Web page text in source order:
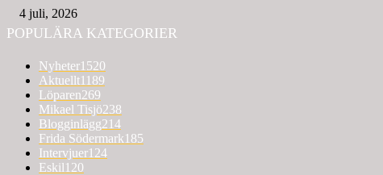
4 juli, 2026
POPULÄRA KATEGORIER
Nyheter1520
Aktuellt1189
Löparen269
Mikael Tisjö238
Blogginlägg214
Frida Södermark185
Intervjuer124
Eskil120